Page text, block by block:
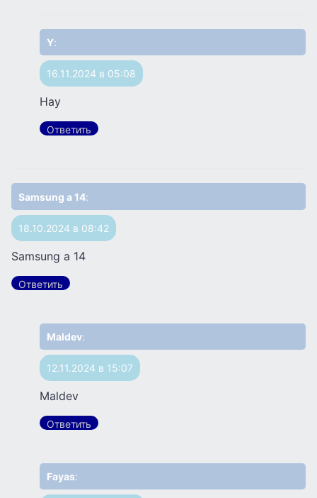
Y:
16.11.2024 в 05:08
Hay
Ответить
Samsung a 14:
18.10.2024 в 08:42
Samsung a 14
Ответить
Maldev:
12.11.2024 в 15:07
Maldev
Ответить
Fayas: